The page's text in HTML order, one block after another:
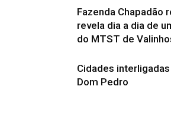
Fazenda Chapadão
revela dia a dia de
do MTST de
Cidades
Dom Pedro